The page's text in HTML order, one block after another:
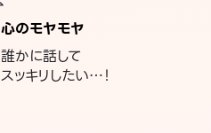
心のモヤモヤ
誰かに話して
スッキリしたい…！